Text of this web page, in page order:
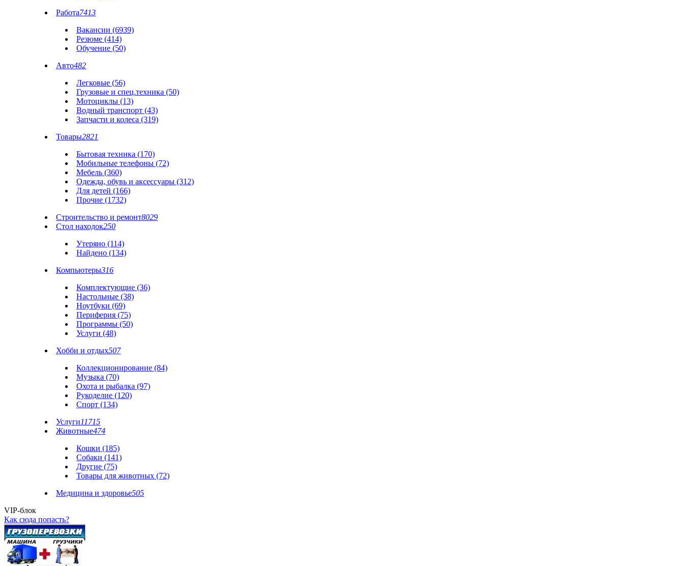
Работа7413
Вакансии (6939)
Резюме (414)
Обучение (50)
Авто482
Легковые (56)
Грузовые и спец.техника (50)
Мотоциклы (13)
Водный транспорт (43)
Запчасти и колеса (319)
Товары2821
Бытовая техника (170)
Мобильные телефоны (72)
Мебель (360)
Одежда, обувь и аксессуары (312)
Для детей (166)
Прочие (1732)
Строительство и ремонт8029
Стол находок250
Утеряно (114)
Найдено (134)
Компьютеры316
Комплектующие (36)
Настольные (38)
Ноутбуки (69)
Периферия (75)
Программы (50)
Услуги (48)
Хобби и отдых507
Коллекционирование (84)
Музыка (70)
Охота и рыбалка (97)
Рукоделие (120)
Спорт (134)
Услуги11715
Животные474
Кошки (185)
Собаки (141)
Другие (75)
Товары для животных (72)
Медицина и здоровье505
VIP-блок
Как сюда попасть?